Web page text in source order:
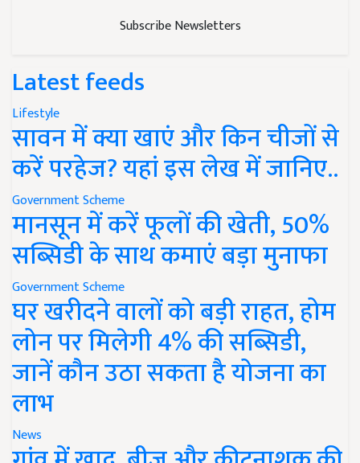
Subscribe Newsletters
Latest feeds
Lifestyle
सावन में क्या खाएं और किन चीजों से
करें परहेज? यहां इस लेख में जानिए..
Government Scheme
मानसून में करें फूलों की खेती, 50%
सब्सिडी के साथ कमाएं बड़ा मुनाफा
Government Scheme
घर खरीदने वालों को बड़ी राहत, होम
लोन पर मिलेगी 4% की सब्सिडी,
जानें कौन उठा सकता है योजना का
लाभ
News